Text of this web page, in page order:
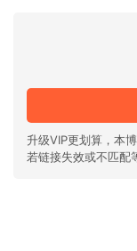
升级VIP更划算，本
若链接失效或不匹配